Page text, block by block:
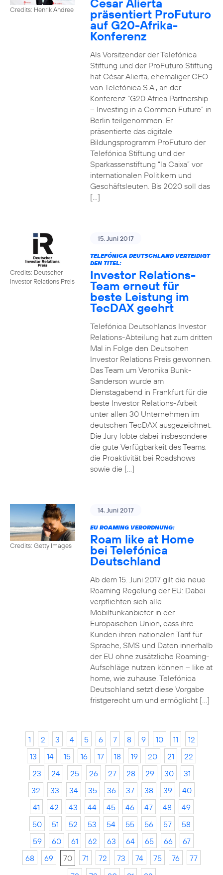
Credits: Henrik Andree Cesar Alierta
präsentiert ProFuturo
auf G20-Afrika-
Konferenz
Als Vorsitzender der Telefónica
Stiftung und der ProFuturo Stiftung
hat César Alierta, ehemaliger CEO
von Telefónica S.A., an der
Konferenz “G20 Africa Partnership
– Investing in a Common Future” in
Berlin teilgenommen. Er
präsentierte das digitale
Bildungsprogramm ProFuturo der
Telefónica Stiftung und der
Sparkassenstiftung “la Caixa” vor
internationalen Politikern und
Geschäftsleuten. Bis 2020 soll das
[…]
Credits: Deutscher
Investor Relations Preis
15. Juni 2017
TELEFÓNICA DEUTSCHLAND VERTEIDIGT
DEN TITEL:
Investor Relations-
Team erneut für
beste Leistung im
TecDAX geehrt
Telefónica Deutschlands Investor
Relations-Abteilung hat zum dritten
Mal in Folge den Deutschen
Investor Relations Preis gewonnen.
Das Team um Veronika Bunk-
Sanderson wurde am
Dienstagabend in Frankfurt für die
beste Investor Relations-Arbeit
unter allen 30 Unternehmen im
deutschen TecDAX ausgezeichnet.
Die Jury lobte dabei insbesondere
die gute Verfügbarkeit des Teams,
die Proaktivität bei Roadshows
sowie die […]
Credits: Getty Images
14. Juni 2017
EU ROAMING VERORDNUNG:
Roam like at Home
bei Telefónica
Deutschland
Ab dem 15. Juni 2017 gilt die neue
Roaming Regelung der EU: Dabei
verpflichten sich alle
Mobilfunkanbieter in der
Europäischen Union, dass ihre
Kunden ihren nationalen Tarif für
Sprache, SMS und Daten innerhalb
der EU ohne zusätzliche Roaming-
Aufschläge nutzen können – like at
home, wie zuhause. Telefónica
Deutschland setzt diese Vorgabe
fristgerecht um und ermöglicht […]
1 2 3 4 5 6 7 8 9 10 11
12
13
14 15 16 17 18 19 20 21
22
23
24 25 26 27 28 29 30
31
32
33 34 35 36 37 38 39
40
41
42 43 44 45 46 47 48
49
50
51 52 53 54 55 56 57
58
59
60 61 62 63 64 65 66
67
68
69 70 71 72 73 74 75 76
77